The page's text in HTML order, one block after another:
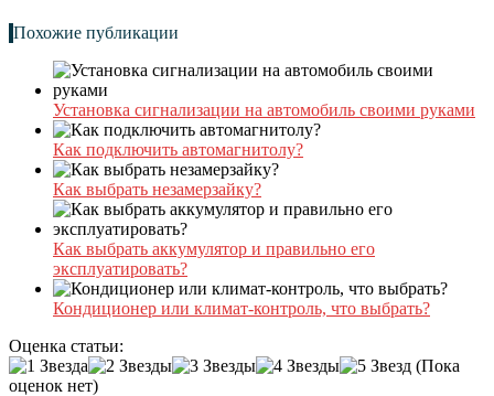
Похожие публикации
Установка сигнализации на автомобиль своими руками
Как подключить автомагнитолу?
Как выбрать незамерзайку?
Как выбрать аккумулятор и правильно его
эксплуатировать?
Кондиционер или климат-контроль, что выбрать?
Оценка статьи:
(Пока
оценок нет)